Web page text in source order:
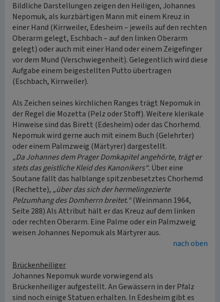
Bildliche Darstellungen zeigen den Heiligen, Johannes
Nepomuk, als kurzbärtigen Mann mit einem Kreuz in
einer Hand (Kirrweiler, Edesheim – jeweils auf den rechten
Oberarm gelegt, Eschbach – auf den linken Oberarm
gelegt) oder auch mit einer Hand oder einem Zeigefinger
vor dem Mund (Verschwiegenheit). Gelegentlich wird diese
Aufgabe einem beigestellten Putto übertragen
(Eschbach, Kirrweiler).
Als Zeichen seines kirchlichen Ranges trägt Nepomuk in
der Regel die Mozetta (Pelz oder Stoff). Weitere klerikale
Hinweise sind das Birett (Edesheim) oder das Chorhemd.
Nepomuk wird gerne auch mit einem Buch (Gelehrter)
oder einem Palmzweig (Märtyrer) dargestellt.
„Da Johannes dem Prager Domkapitel angehörte, trägt er
stets das geistliche Kleid des Kanonikers“. Über eine
Soutane fällt das halblange spitzenbesetztes Chorhemd
(Rechette), „über das sich der hermelingezierte
Pelzumhang des Domherrn breitet.“(Weinmann 1964,
Seite 288) Als Attribut hält er das Kreuz auf dem linken
oder rechten Oberarm. Eine Palme oder ein Palmzweig
weisen Johannes Nepomuk als Märtyrer aus.
nach oben
Brückenheiliger
Johannes Nepomuk wurde vorwiegend als
Brückenheiliger aufgestellt. An Gewässern in der Pfalz
sind noch einige Statuen erhalten. In Edesheim gibt es